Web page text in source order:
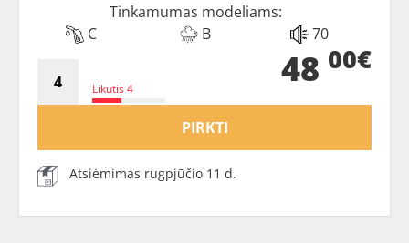
Tinkamumas modeliams:
C
B 70
Likutis 4 48 00€
PIRKTI
Atsiėmimas rugpjūčio 11 d.